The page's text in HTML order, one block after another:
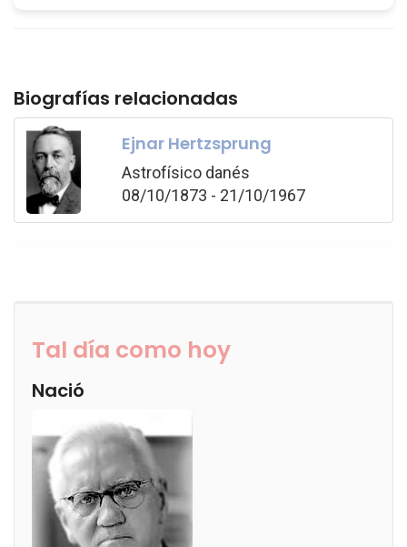
Biografías relacionadas
Ejnar Hertzsprung
Astrofísico danés
08/10/1873 - 21/10/1967
Tal día como hoy
Nació